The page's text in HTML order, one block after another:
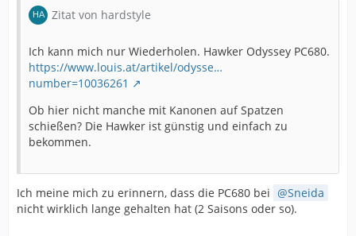
Zitat von hardstyle
Ich kann mich nur Wiederholen. Hawker Odyssey PC680.
https://www.louis.at/artikel/odysse…
number=10036261
Ob hier nicht manche mit Kanonen auf Spatzen
schießen? Die Hawker ist günstig und einfach zu
bekommen.
Ich meine mich zu erinnern, dass die PC680 bei
Sneida
nicht wirklich lange gehalten hat (2 Saisons oder so).